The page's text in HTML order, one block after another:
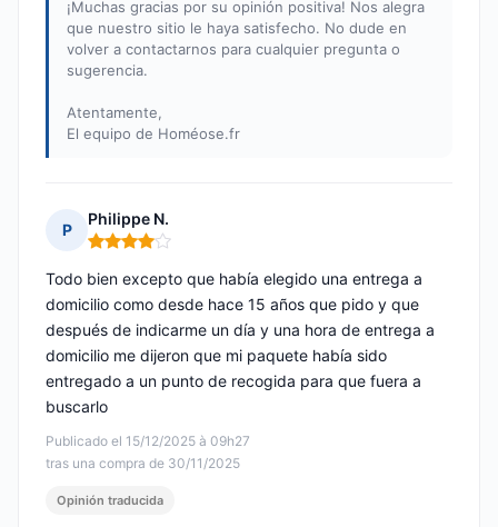
¡Muchas gracias por su opinión positiva! Nos alegra
que nuestro sitio le haya satisfecho. No dude en
volver a contactarnos para cualquier pregunta o
sugerencia.
Atentamente,
El equipo de Homéose.fr
P
Philippe N.
Nota: 4 de 5
Publicado el 15/12/2025 à 09h27
tras una compra de 30/11/2025
Todo bien excepto que había elegido una entrega a
domicilio como desde hace 15 años que pido y que
después de indicarme un día y una hora de entrega a
domicilio me dijeron que mi paquete había sido
entregado a un punto de recogida para que fuera a
buscarlo
Opinión traducida